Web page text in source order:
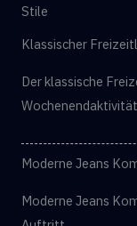
Stile
Klassischer
Der klassische
Moderne Jeans
Moderne Jeans